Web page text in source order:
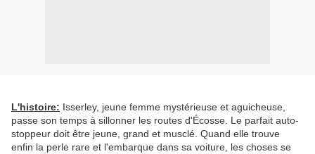
L'histoire: Isserley, jeune femme mystérieuse et aguicheuse,
passe son temps à sillonner les routes d'Écosse. Le parfait auto-
stoppeur doit être jeune, grand et musclé. Quand elle trouve
enfin la perle rare et l'embarque dans sa voiture, les choses se